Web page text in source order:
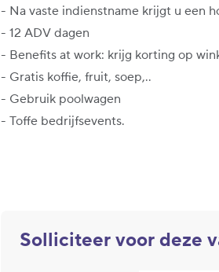
- Na vaste indienstname krijgt u een
- 12 ADV dagen
- Benefits at work: krijg korting op
- Gratis koffie, fruit, soep,..
- Gebruik poolwagen
- Toffe bedrijfsevents.
Solliciteer voor deze